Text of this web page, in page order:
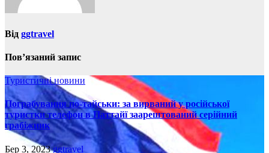
Від ggtravel
Пов’язаний запис
Туристичні новини
Пограбування по-тайськи: за вирваний у російської
туристки телефон в Паттайї заарештований серійний
грабіжник
Бер 3, 2023ggtravel